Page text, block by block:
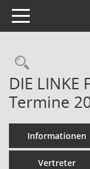
Toggle navigation
DIE
Termine
Informationen
Vertreter